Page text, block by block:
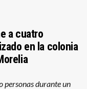
a cuatro
en la colonia
personas durante un